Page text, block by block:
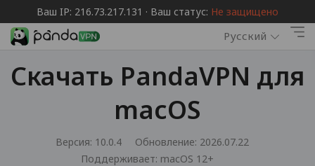
Ваш IP: 216.73.217.131 · Ваш статус: Не защищено
Русский
Скачать PandaVPN для
macOS
Версия: 10.0.4
Обновление: 2026.07.22
Поддерживает: macOS 12+